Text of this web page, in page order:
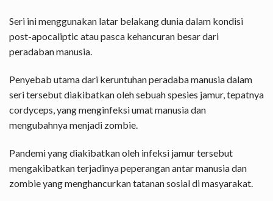
Seri ini menggunakan latar belakang dunia dalam kondisi
post-apocaliptic atau pasca kehancuran besar dari
peradaban manusia.
Penyebab utama dari keruntuhan peradaba manusia dalam
seri tersebut diakibatkan oleh sebuah spesies jamur, tepatnya
cordyceps, yang menginfeksi umat manusia dan
mengubahnya menjadi zombie.
Pandemi yang diakibatkan oleh infeksi jamur tersebut
mengakibatkan terjadinya peperangan antar manusia dan
zombie yang menghancurkan tatanan sosial di masyarakat.